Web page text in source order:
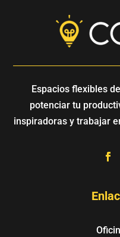
Espacios flexibles
potenciar tu
inspiradoras y trabajar